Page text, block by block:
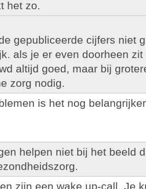
het zo.
gepubliceerde cijfers niet
als je er even doorheen
altijd goed, maar bij
zorg nodig.
is het nog
helpen niet bij het beeld
zijn een wake up-call. Je